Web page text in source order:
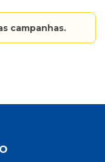
campanhas.